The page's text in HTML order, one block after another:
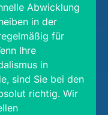
Abwicklung
in der
für
Ihre
in
sind Sie bei den
richtig. Wir